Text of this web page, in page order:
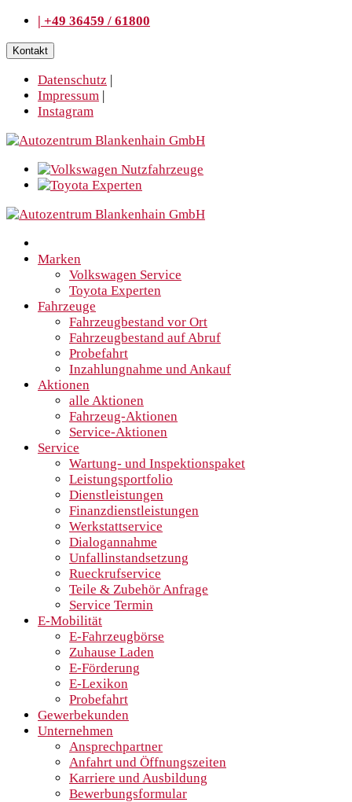
| +49 36459 / 61800
Kontakt
Datenschutz |
Impressum |
Instagram
Marken
Volkswagen Service
Toyota Experten
Fahrzeuge
Fahrzeugbestand vor Ort
Fahrzeugbestand auf Abruf
Probefahrt
Inzahlungnahme und Ankauf
Aktionen
alle Aktionen
Fahrzeug-Aktionen
Service-Aktionen
Service
Wartung- und Inspektionspaket
Leistungsportfolio
Dienstleistungen
Finanzdienstleistungen
Werkstattservice
Dialogannahme
Unfallinstandsetzung
Rueckrufservice
Teile & Zubehör Anfrage
Service Termin
E-Mobilität
E-Fahrzeugbörse
Zuhause Laden
E-Förderung
E-Lexikon
Probefahrt
Gewerbekunden
Unternehmen
Ansprechpartner
Anfahrt und Öffnungszeiten
Karriere und Ausbildung
Bewerbungsformular